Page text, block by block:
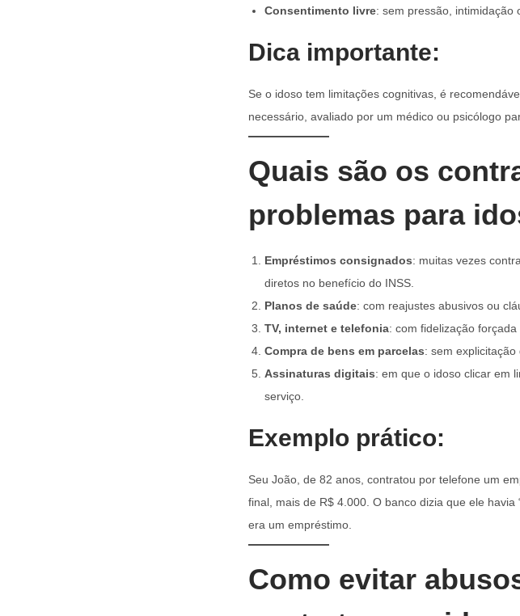
Consentimento livre: sem pressão, intimidação
Dica importante:
Se o idoso tem limitações cognitivas, é
necessário, avaliado por um médico ou psicólogo
Quais são os
problemas para
Empréstimos consignados: muitas vezes
diretos no benefício do INSS.
Planos de saúde: com reajustes abusivos ou
TV, internet e telefonia: com fidelização
Compra de bens em parcelas: sem
Assinaturas digitais: em que o idoso clicar em
serviço.
Exemplo prático:
Seu João, de 82 anos, contratou por telefone um
final, mais de R$ 4.000. O banco dizia que ele
era um empréstimo.
Como evitar